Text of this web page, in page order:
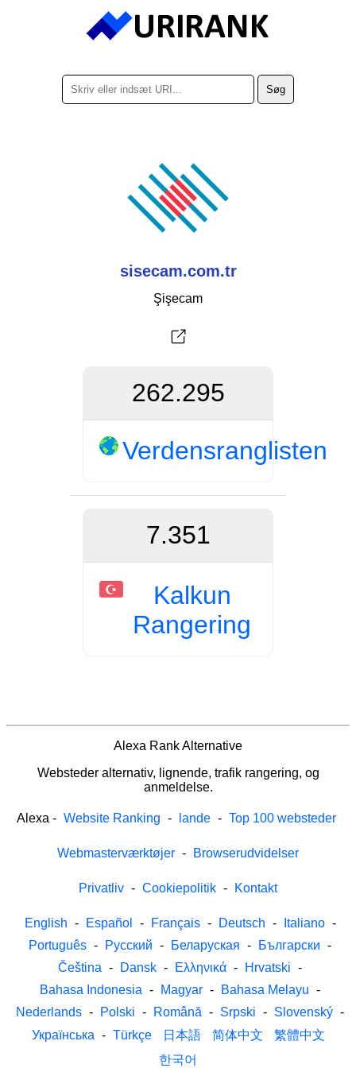
sisecam.com.tr
Şişecam
262.295
Verdensranglisten
7.351
Kalkun
Rangering
Alexa Rank Alternative
Websteder alternativ, lignende, trafik rangering, og
anmeldelse.
Alexa - Website Ranking - lande - Top 100 websteder
Webmasterværktøjer - Browserudvidelser
Privatliv - Cookiepolitik - Kontakt
English - Español - Français - Deutsch - Italiano -
Português - Русский - Беларуская - Български -
Čeština - Dansk - Ελληνικά - Hrvatski -
Bahasa Indonesia - Magyar - Bahasa Melayu -
Nederlands - Polski - Română - Srpski - Slovenský -
Українська - Türkçe 日本語 简体中文
繁體中文
한국어